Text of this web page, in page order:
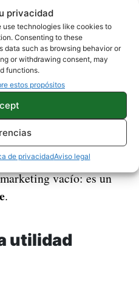
privacidad
use technologies like cookies to
Consenting to these
data such as browsing behavior or
or withdrawing consent, may
functions.
estos propósitos
de privacidadAviso legal
impacto inmediato en el
Pero sí cambia el
medicamentos,
si podemos simular
fiable, los modelos
mejores
habla de aplicaciones
logra escalar el
hacia qubits
vacío: es un
.
utilidad